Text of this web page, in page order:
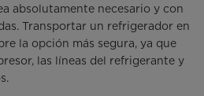
absolutamente necesario y con
Transportar un refrigerador en
la opción más segura, ya que
las líneas del refrigerante y